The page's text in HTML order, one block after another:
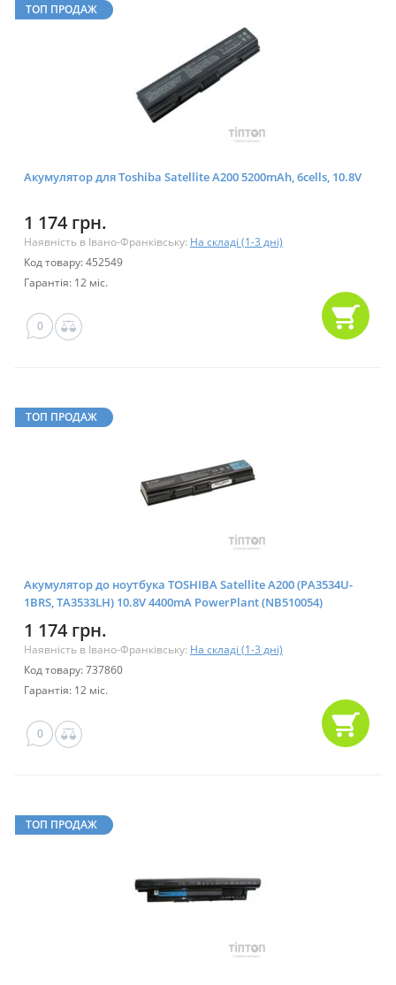
ТОП ПРОДАЖ
Акумулятор для Toshiba Satellite A200 5200mAh, 6cells, 10.8V
1 174 грн.
Наявність в Івано-Франківську: На складі (1-3 дні)
Код товару: 452549
Гарантія: 12 міс.
0
ТОП ПРОДАЖ
Акумулятор до ноутбука TOSHIBA Satellite A200 (PA3534U-
1BRS, TA3533LH) 10.8V 4400mA PowerPlant (NB510054)
1 174 грн.
Наявність в Івано-Франківську: На складі (1-3 дні)
Код товару: 737860
Гарантія: 12 міс.
0
ТОП ПРОДАЖ